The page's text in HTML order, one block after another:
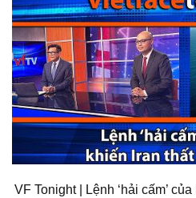
VF Tonight | Lệnh ‘hải cấm’